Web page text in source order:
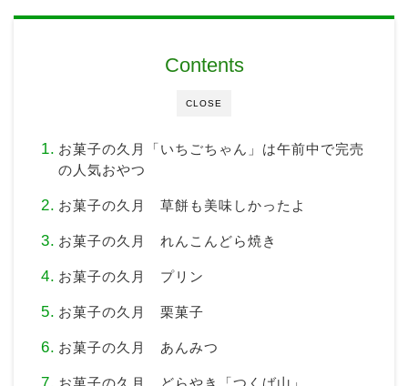
CLOSE
Contents
お菓子の久月「いちごちゃん」は午前中で完売
の人気おやつ
お菓子の久月 草餅も美味しかったよ
お菓子の久月 れんこんどら焼き
お菓子の久月 プリン
お菓子の久月 栗菓子
お菓子の久月 あんみつ